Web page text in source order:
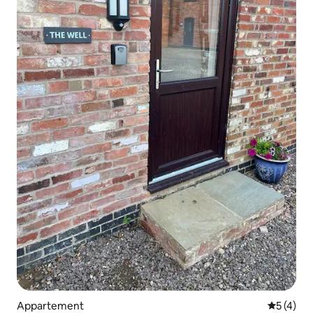
Appartement 5 (4)